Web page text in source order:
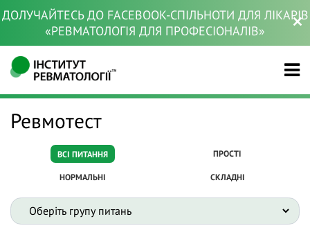
ДОЛУЧАЙТЕСЬ ДО FACEBOOK-СПІЛЬНОТИ ДЛЯ ЛІКАРІВ
«РЕВМАТОЛОГІЯ ДЛЯ ПРОФЕСІОНАЛІВ»
Ревмотест
ВСІ ПИТАННЯ ПРОСТІ
НОРМАЛЬНІ СКЛАДНІ